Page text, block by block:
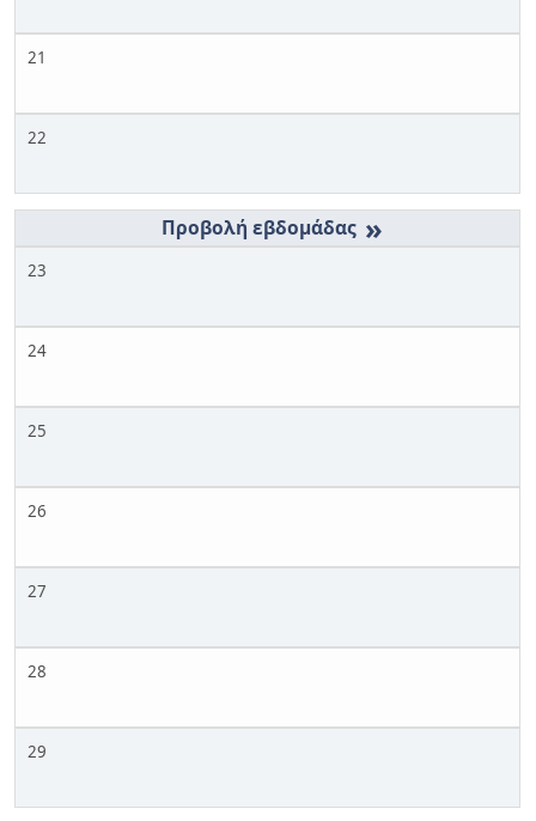
21
22
»
23
24
25
26
27
28
29